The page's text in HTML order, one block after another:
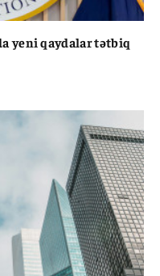
yeni qaydalar tətbiq